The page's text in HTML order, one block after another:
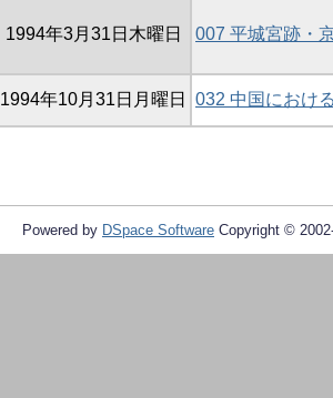
1994年3月31日木曜日 007 平城宮跡・
1994年10月31日月曜日 032 中国におけ
Powered by DSpace Software Copyright ©